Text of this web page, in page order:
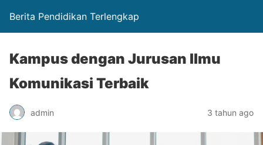
Berita Pendidikan Terlengkap
Kampus dengan Jurusan Ilmu
Komunikasi Terbaik
admin 3 tahun ago